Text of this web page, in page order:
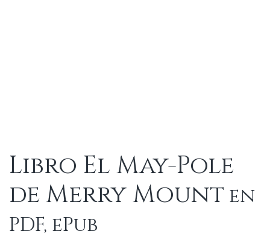
Libro El May-Pole
de Merry Mount en
PDF, ePub